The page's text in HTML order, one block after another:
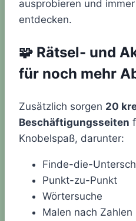
ausprobieren und
entdecken.
🧩 Rätsel- und
für noch mehr
Zusätzlich sorgen 20
Beschäftigungsseiten
Knobelspaß, darunter:
Finde-die-
Punkt-zu-Punkt
Wörtersuche
Malen nach Zahlen